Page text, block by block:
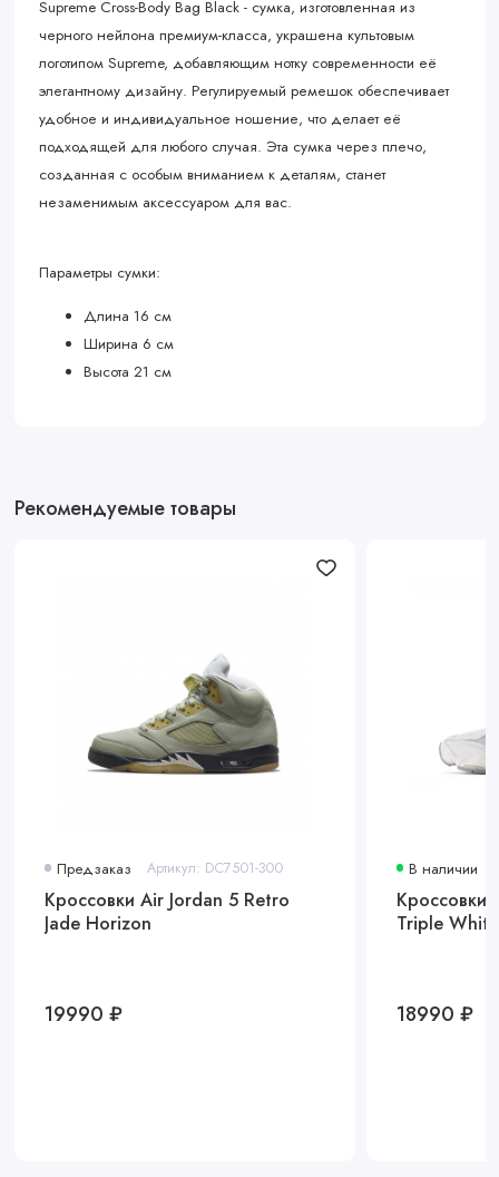
Supreme Cross-Body Bag Black - cумка, изготовленная из
черного нейлона премиум-класса, украшена культовым
логотипом Supreme, добавляющим нотку современности её
элегантному дизайну. Регулируемый ремешок обеспечивает
удобное и индивидуальное ношение, что делает её
подходящей для любого случая. Эта сумка через плечо,
созданная с особым вниманием к деталям, станет
незаменимым аксессуаром для вас.
Параметры сумки:
Длина 16 см
Ширина 6 см
Высота 21 см
Рекомендуемые товары
Предзаказ Артикул: DC7501-300
Кроссовки Air Jordan 5 Retro
Jade Horizon
19990 ₽
В наличии
Кроссовки
Triple
18990 ₽